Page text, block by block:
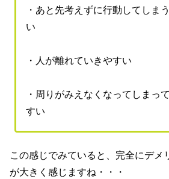
・あと先考えずに行動してしま
い
・人が離れていきやすい
・周りがみえなくなってしまっ
すい
この感じでみていると、完全にデメ
が大きく感じますね・・・